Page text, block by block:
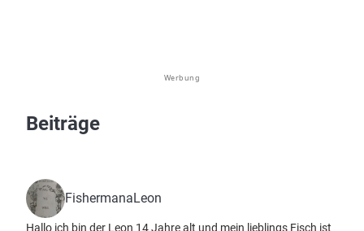
Werbung
Beiträge
FishermanaLeon
Hallo ich bin der Leon 14 Jahre alt und mein lieblings Fisch ist